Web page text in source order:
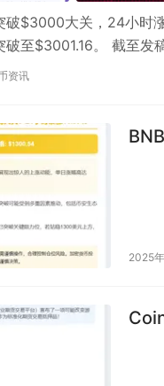
破$3000大关，24小时
破至$3001.16。 截至发
资讯
2025